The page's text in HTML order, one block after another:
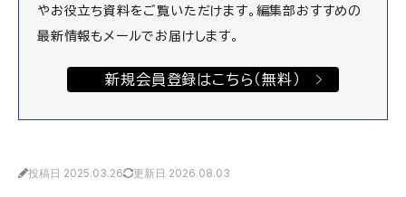
やお役立ち資料をご覧いただけます。編集部おすすめの
最新情報もメールでお届けします。
新規会員登録はこちら（無料）
投稿日 2025.03.26 更新日 2026.08.03